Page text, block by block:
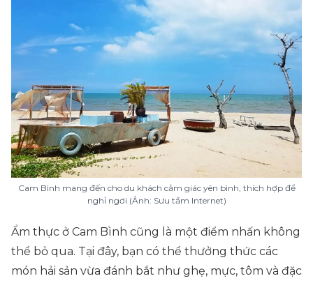
Cam Bình mang đến cho du khách cảm giác yên bình, thích hợp để
nghỉ ngơi (Ảnh: Sưu tầm Internet)
Ẩm thực ở Cam Bình cũng là một điểm nhấn không
thể bỏ qua. Tại đây, bạn có thể thưởng thức các
món hải sản vừa đánh bắt như ghẹ, mực, tôm và đặc